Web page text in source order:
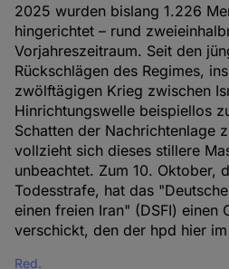
2025 wurden bislang 1.226
hingerichtet – rund
Vorjahreszeitraum. Seit den
Rückschlägen des Regimes,
zwölftägigen Krieg zwischen
Hinrichtungswelle beispiellos
Schatten der Nachrichtenlage
vollzieht sich dieses stillere
unbeachtet. Zum 10. Oktober,
Todesstrafe, hat das
einen freien Iran" (DSFI) einen
verschickt, den der hpd hier
Red.